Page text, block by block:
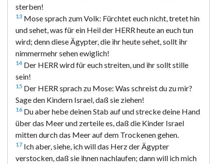
sterben!
13 Mose sprach zum Volk: Fürchtet euch nicht, tretet hin
und sehet, was für ein Heil der HERR heute an euch tun
wird; denn diese Ägypter, die ihr heute sehet, sollt ihr
nimmermehr sehen ewiglich!
14 Der HERR wird für euch streiten, und ihr sollt stille
sein!
15 Der HERR sprach zu Mose: Was schreist du zu mir?
Sage den Kindern Israel, daß sie ziehen!
16 Du aber hebe deinen Stab auf und strecke deine Hand
über das Meer und zerteile es, daß die Kinder Israel
mitten durch das Meer auf dem Trockenen gehen.
17 Ich aber, siehe, ich will das Herz der Ägypter
verstocken, daß sie ihnen nachlaufen; dann will ich mich